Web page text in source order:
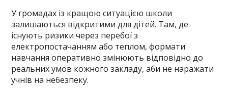
У громадах із кращою ситуацією школи
залишаються відкритими для дітей. Там, де
існують ризики через перебої з
електропостачанням або теплом, формати
навчання оперативно змінюють відповідно до
реальних умов кожного закладу, аби не наражати
учнів на небезпеку.